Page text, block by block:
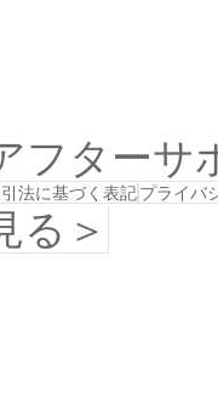
フターサ
法に基づく表記プライバ
る＞